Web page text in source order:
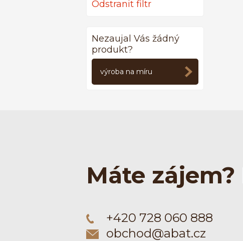
Odstranit filtr
Nezaujal Vás žádný
produkt?
výroba na míru
Máte zájem?
+420 728 060 888
obchod@abat.cz